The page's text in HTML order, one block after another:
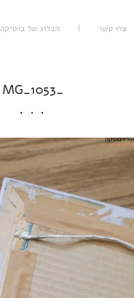
הבלוג של בוטיקה | צרו קשר
_MG_1053